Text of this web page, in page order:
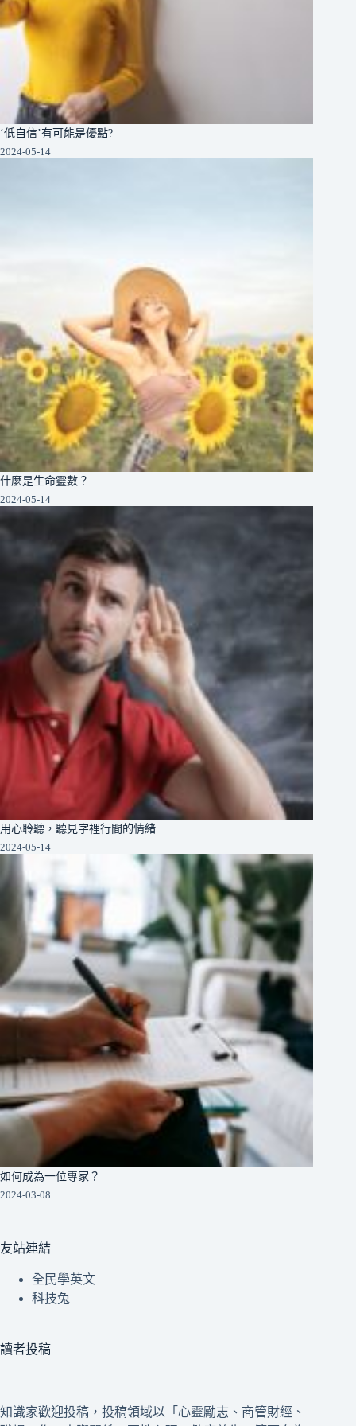
‘低自信’有可能是優點?
2024-05-14
什麼是生命靈數？
2024-05-14
用心聆聽，聽見字裡行間的情緒
2024-05-14
如何成為一位專家？
2024-03-08
友站連結
全民學英文
科技兔
讀者投稿
知識家歡迎投稿，投稿領域以「心靈勵志、商管財經、